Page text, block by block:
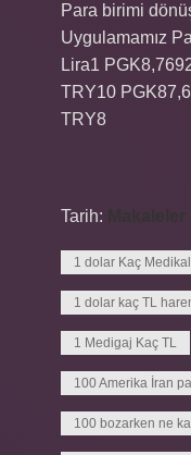
Para birimi
Uygulamamız
Lira1
TRY10
TRY8
Tarih:
1 dolar Kaç
1 dolar kaç TL
1 Medigaj Kaç TL
100 Amerika İran
100 bozarken ne